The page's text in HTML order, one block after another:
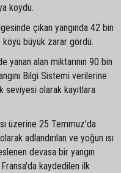
koydu.
çıkan yangında 42 bin
büyük zarar gördü.
yanan alan miktarının 90 bin
Bilgi Sistemi verilerine
seviyesi olarak kayıtlara
üzerine 25 Temmuz'da
adlandırılan ve yoğun ısı
devasa bir yangın
kaydedilen ilk